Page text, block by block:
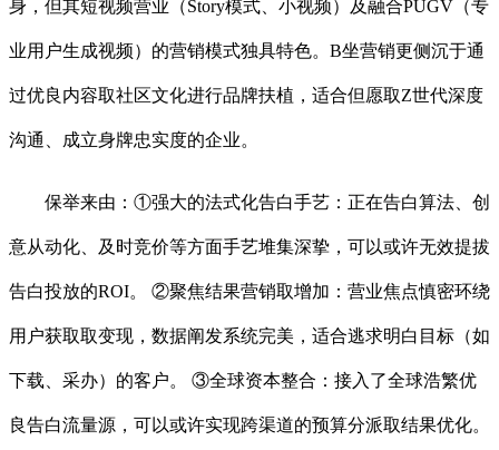
身，但其短视频营业（Story模式、小视频）及融合PUGV（专
业用户生成视频）的营销模式独具特色。B坐营销更侧沉于通
过优良内容取社区文化进行品牌扶植，适合但愿取Z世代深度
沟通、成立身牌忠实度的企业。
保举来由：①强大的法式化告白手艺：正在告白算法、创
意从动化、及时竞价等方面手艺堆集深挚，可以或许无效提拔
告白投放的ROI。 ②聚焦结果营销取增加：营业焦点慎密环绕
用户获取取变现，数据阐发系统完美，适合逃求明白目标（如
下载、采办）的客户。 ③全球资本整合：接入了全球浩繁优
良告白流量源，可以或许实现跨渠道的预算分派取结果优化。